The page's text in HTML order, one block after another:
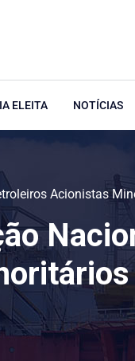
ELEITA NOTÍCIAS
Acionistas